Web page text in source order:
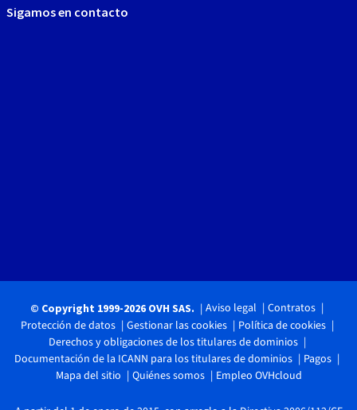
Sigamos en contacto
© Copyright 1999-2026 OVH SAS. Aviso legal
Contratos
Protección de datos
Gestionar las cookies
Política de cookies
Derechos y obligaciones de los titulares de dominios
Documentación de la ICANN para los titulares de dominios
Pagos
Mapa del sitio
Quiénes somos Empleo OVHcloud